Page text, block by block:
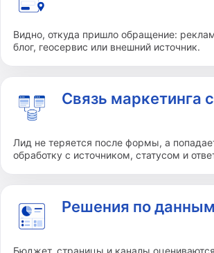
Видно, откуда пришло обращение:
блог, геосервис или внешний источник.
Связь маркетинга
Лид не теряется после формы, а
обработку с источником, статусом и
Решения по данным
Бюджет, страницы и каналы